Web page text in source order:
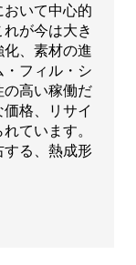
いて中心的
が今は大き
、素材の進
フィル・シ
高い稼働だ
格、リサイ
ています。
る、熱成形